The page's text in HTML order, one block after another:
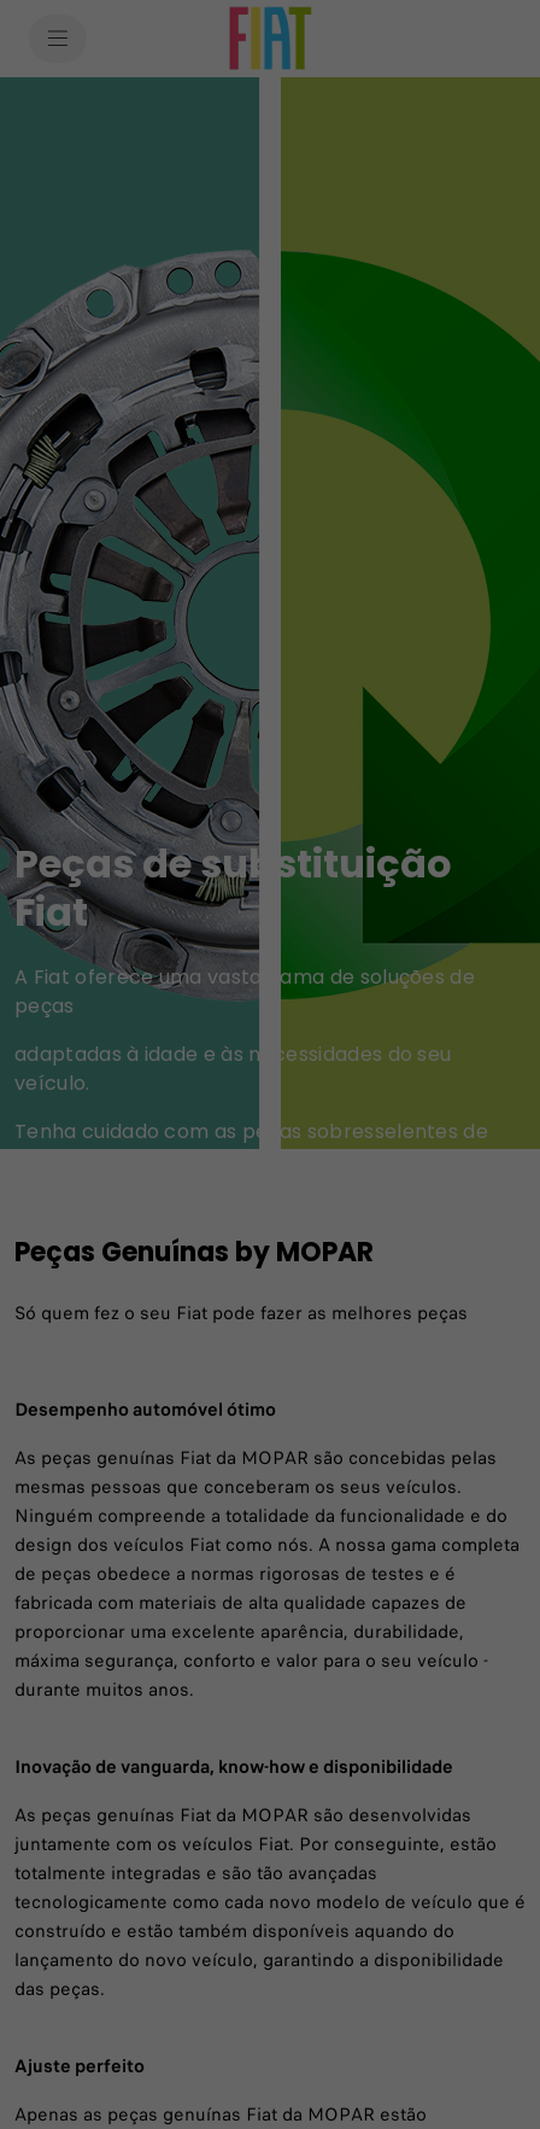
Peças de substituição
Fiat
A Fiat oferece uma vasta gama de soluções de
peças
adaptadas à idade e às necessidades do seu
veículo.
Tenha cuidado com as peças sobresselentes de
podem
Peças Genuínas by MOPAR
Só quem fez o seu Fiat pode fazer as melhores peças
Desempenho automóvel ótimo
As peças genuínas Fiat da MOPAR são concebidas pelas
mesmas pessoas que conceberam os seus veículos.
Ninguém compreende a totalidade da funcionalidade e do
design dos veículos Fiat como nós. A nossa gama completa
de peças obedece a normas rigorosas de testes e é
fabricada com materiais de alta qualidade capazes de
proporcionar uma excelente aparência, durabilidade,
máxima segurança, conforto e valor para o seu veículo -
durante muitos anos.
Inovação de vanguarda, know-how e disponibilidade
As peças genuínas Fiat da MOPAR são desenvolvidas
juntamente com os veículos Fiat. Por conseguinte, estão
totalmente integradas e são tão avançadas
tecnologicamente como cada novo modelo de veículo que é
construído e estão também disponíveis aquando do
lançamento do novo veículo, garantindo a disponibilidade
das peças.
Ajuste perfeito
Apenas as peças genuínas Fiat da MOPAR estão